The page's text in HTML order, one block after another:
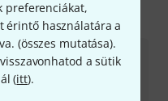
preferenciákat,
érintő használatára a
(összes mutatása).
a sütik
(itt).
minket